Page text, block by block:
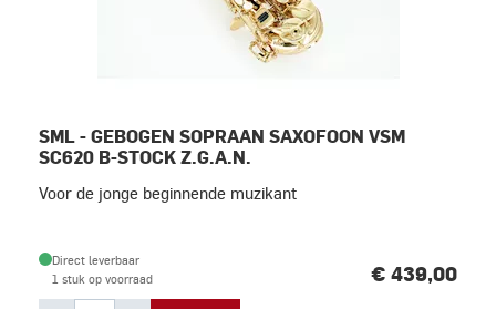
SML - GEBOGEN SOPRAAN SAXOFOON VSM
SC620 B-STOCK Z.G.A.N.
Voor de jonge beginnende muzikant
Direct leverbaar
1 stuk op voorraad
€ 439,00